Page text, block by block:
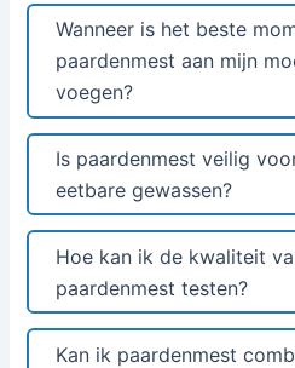
Wanneer is het beste
paardenmest aan mijn
voegen?
Is paardenmest veilig
eetbare gewassen?
Hoe kan ik de kwaliteit
paardenmest testen?
Kan ik paardenmest